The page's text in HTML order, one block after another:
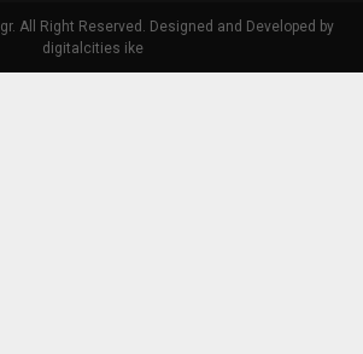
All Right Reserved. Designed and Developed by
digitalcities ike